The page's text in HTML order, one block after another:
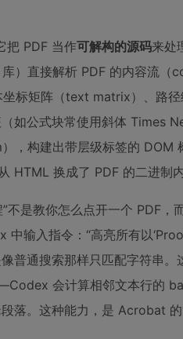
把 PDF 当作可解构的源码来处
）直接解析 PDF 的内容流（
坐标矩阵（text matrix）、路
如公式块常使用斜体 Times
，构建出带层级标签的 DOM
HTML 换成了 PDF 的二进制
不是教你怎么点开一个 PDF
输入指令：“高亮所有以
普通搜索那样只匹配字符串
会计算相邻文本行的
落。这种能力，是 Acrobat